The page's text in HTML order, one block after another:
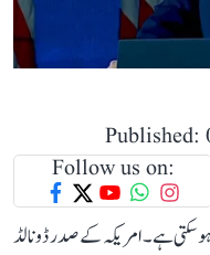
Published:
Follow us on:
سکتی ہے۔ امریکہ کے صدر ڈونالڈ